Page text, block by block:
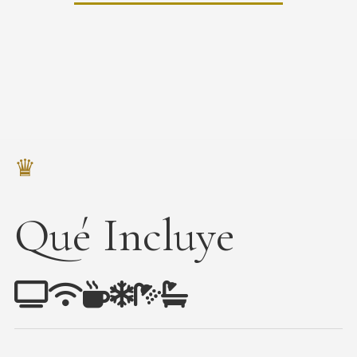
♛
Qué Incluye